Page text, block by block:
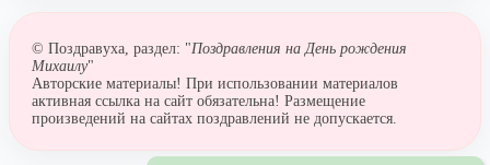
© Поздравуха, раздел: "Поздравления на День рождения
Михаилу"
Авторские материалы! При использовании материалов
активная ссылка на сайт обязательна! Размещение
произведений на сайтах поздравлений не допускается.